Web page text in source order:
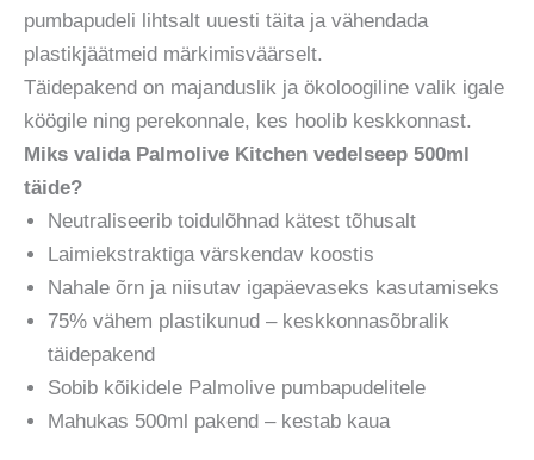
pumbapudeli lihtsalt uuesti täita ja vähendada
plastikjäätmeid märkimisväärselt.
Täidepakend on majanduslik ja ökoloogiline valik igale
köögile ning perekonnale, kes hoolib keskkonnast.
Miks valida Palmolive Kitchen vedelseep 500ml
täide?
Neutraliseerib toidulõhnad kätest tõhusalt
Laimiekstraktiga värskendav koostis
Nahale õrn ja niisutav igapäevaseks kasutamiseks
75% vähem plastikunud – keskkonnasõbralik
täidepakend
Sobib kõikidele Palmolive pumbapudelitele
Mahukas 500ml pakend – kestab kaua